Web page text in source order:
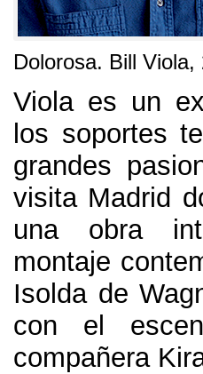
Dolorosa. Bill Viola,
Viola es un
los soportes
grandes
visita Madrid
una obra
montaje
Isolda de
con el
compañera